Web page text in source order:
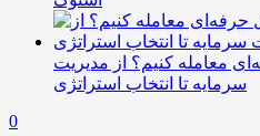
معامله کنیم؟ از مدیریت
سرمایه تا انتخاب استراتژی
0